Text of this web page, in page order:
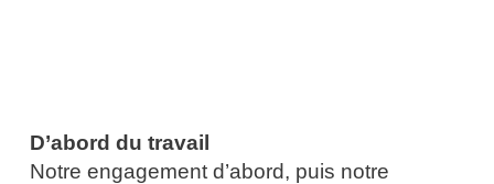
D’abord du travail
Notre engagement d’abord, puis notre